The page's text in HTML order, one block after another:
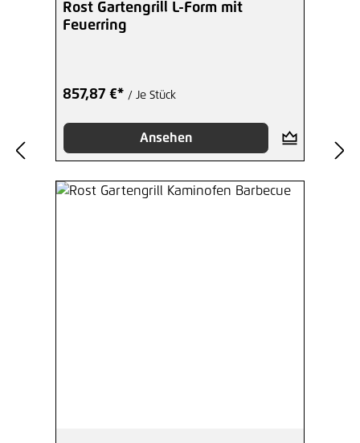
Rost Gartengrill L-Form mit
Feuerring
857,87 €* / Je Stück
Ansehen